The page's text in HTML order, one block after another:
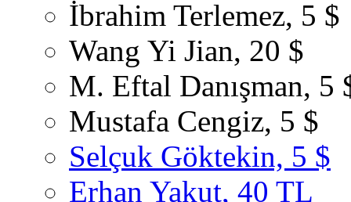
İbrahim Terlemez, 5 $
Wang Yi Jian, 20 $
M. Eftal Danışman, 5
Mustafa Cengiz, 5 $
Selçuk Göktekin, 5 $
Erhan Yakut, 40 TL